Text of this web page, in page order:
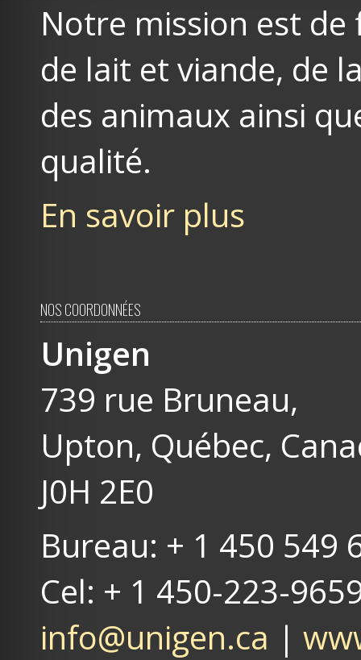
Notre mission est
de lait et viande, de
des animaux ainsi
qualité.
En savoir plus
NOS COORDONNÉES
Unigen
739 rue Bruneau,
Upton, Québec,
J0H 2E0
Bureau: + 1 450 549
Cel: + 1 450-223-
info@unigen.ca |